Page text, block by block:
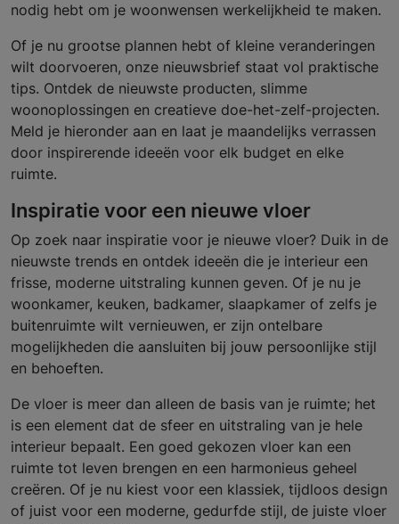
nodig hebt om je woonwensen werkelijkheid te maken.
Of je nu grootse plannen hebt of kleine veranderingen
wilt doorvoeren, onze nieuwsbrief staat vol praktische
tips. Ontdek de nieuwste producten, slimme
woonoplossingen en creatieve doe-het-zelf-projecten.
Meld je hieronder aan en laat je maandelijks verrassen
door inspirerende ideeën voor elk budget en elke
ruimte.
Inspiratie voor een nieuwe vloer
Op zoek naar inspiratie voor je nieuwe vloer? Duik in de
nieuwste trends en ontdek ideeën die je interieur een
frisse, moderne uitstraling kunnen geven. Of je nu je
woonkamer, keuken, badkamer, slaapkamer of zelfs je
buitenruimte wilt vernieuwen, er zijn ontelbare
mogelijkheden die aansluiten bij jouw persoonlijke stijl
en behoeften.
De vloer is meer dan alleen de basis van je ruimte; het
is een element dat de sfeer en uitstraling van je hele
interieur bepaalt. Een goed gekozen vloer kan een
ruimte tot leven brengen en een harmonieus geheel
creëren. Of je nu kiest voor een klassiek, tijdloos design
of juist voor een moderne, gedurfde stijl, de juiste vloer